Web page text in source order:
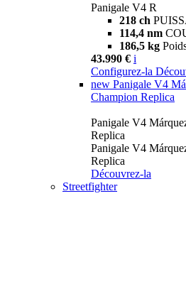
Panigale V4 R
218 ch
114,4 nm
186,5 kg
43.990 € i
Configurez-la
new Panigale V4
Champion Replica
Panigale V4
Replica
Panigale V4
Replica
Découvrez-la
Streetfighter